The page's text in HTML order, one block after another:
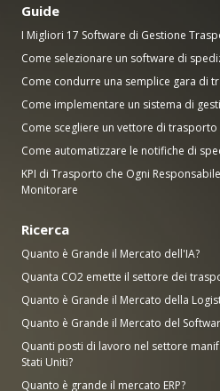
Guide
I Migliori 17 Software di Gestione
Come selezionare un software di
Come condurre una semplice gara di
Come implementare un sistema di
Come scegliere un vettore di trasporto
Come automatizzare le notifiche di
KPI di Trasporto che Ogni
Monitorare
Ricerca
Quanto è Grande il Mercato dell'IA?
Quanta CO2 emette il settore dei
Quanto è Grande il Mercato della
Quanto è Grande il Mercato del
Quanti posti di lavoro nel settore
Stati Uniti?
Quanto è grande il mercato ERP?